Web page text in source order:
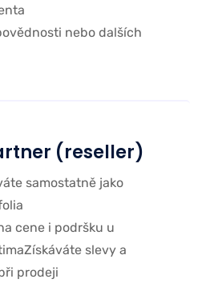
nebo dalších
(reseller)
samostatně jako
cene i podršku u
slevy a
prodeji